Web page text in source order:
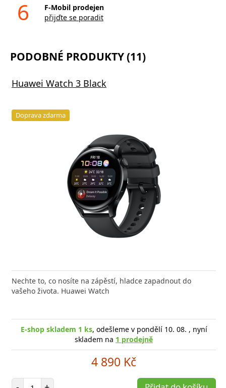
6
F-Mobil prodejen
přijďte se poradit
PODOBNÉ PRODUKTY (11)
Huawei Watch 3 Black
Doprava zdarma
Nechte to, co nosíte na zápěstí, hladce zapadnout do
vašeho života. Huawei Watch
E-shop skladem 1 ks, odešleme v pondělí 10. 08. , nyní
skladem na 1 prodejně
4 890 Kč
Počet položek